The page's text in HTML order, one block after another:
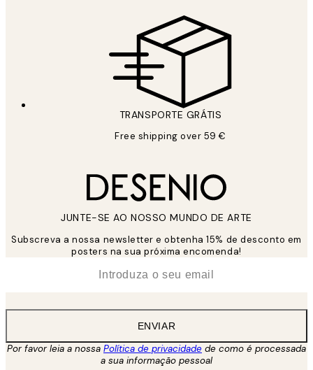
TRANSPORTE GRÁTIS
Free shipping over 59 €
JUNTE-SE AO NOSSO MUNDO DE ARTE
Subscreva a nossa newsletter e obtenha 15% de desconto em
posters na sua próxima encomenda!
ENVIAR
Por favor leia a nossa Política de privacidade de como é processada
a sua informação pessoal